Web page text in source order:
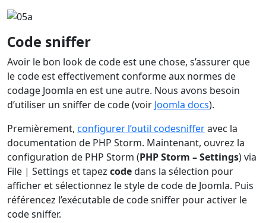
Code sniffer
Avoir le bon look de code est une chose, s’assurer que
le code est effectivement conforme aux normes de
codage Joomla en est une autre. Nous avons besoin
d’utiliser un sniffer de code (voir Joomla docs).
Premièrement, configurer l’outil codesnifferavec la
documentation de PHP Storm. Maintenant, ouvrez la
configuration de PHP Storm (PHP Storm – Settings) via
File | Settings et tapez codedans la sélection pour
afficher et sélectionnez le style de code de Joomla. Puis
référencez l’exécutable de code sniffer pour activer le
code sniffer.